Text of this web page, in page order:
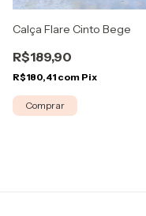
Calça Flare Cinto Bege
R$189,90
R$180,41 com Pix
Comprar